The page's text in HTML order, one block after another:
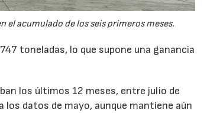
el acumulado de los seis primeros meses.
toneladas, lo que supone una ganancia
los últimos 12 meses, entre julio de
datos de mayo, aunque mantiene aún